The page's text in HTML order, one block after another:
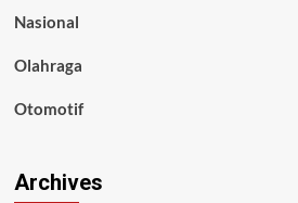
Nasional
Olahraga
Otomotif
Archives